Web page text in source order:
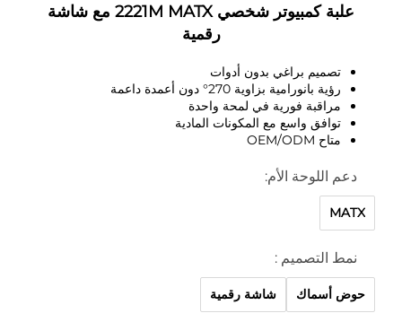
علبة كمبيوتر شخصي 2221M MATX مع شاشة
رقمية
تصميم براغي بدون أدوات
رؤية بانورامية بزاوية 270° دون أعمدة داعمة
مراقبة فورية في لمحة واحدة
توافق واسع مع المكونات المادية
متاح OEM/ODM
دعم اللوحة الأم:
MATX
نمط التصميم :
حوض أسماك شاشة رقمية